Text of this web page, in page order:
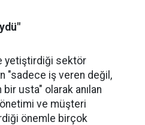
yetiştirdiği sektör
"sadece iş veren değil,
usta" olarak anılan
ve müşteri
önemle birçok